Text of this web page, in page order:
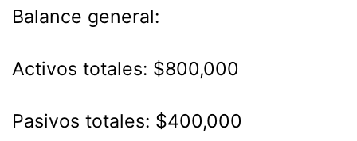
Balance general:
Activos totales: $800,000
Pasivos totales: $400,000